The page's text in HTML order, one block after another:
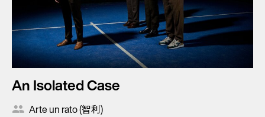
An Isolated Case
Arte un rato (智利)